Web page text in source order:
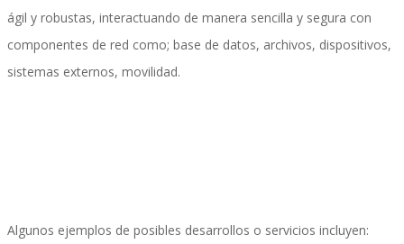
Móvil
ágil y robustas, interactuando de manera sencilla y segura con
componentes de red como; base de datos, archivos, dispositivos,
sistemas externos, movilidad.
Algunos ejemplos de posibles desarrollos o servicios incluyen: